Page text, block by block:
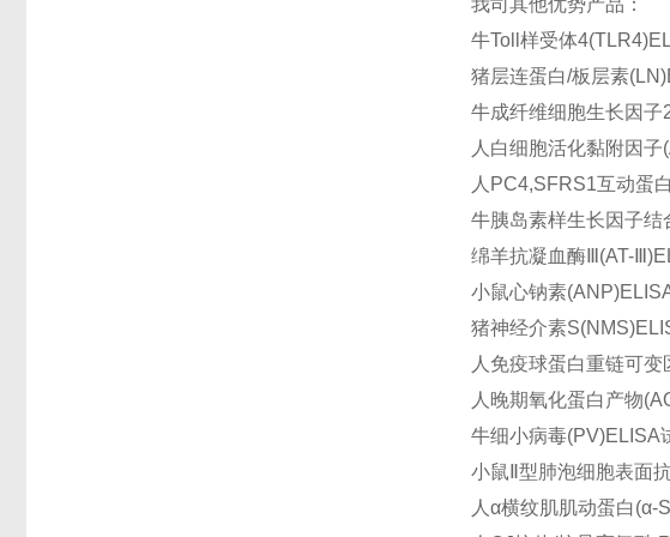
我司其他优势产品：
牛Toll样受体
猪层连蛋白/板层素
牛成纤维细胞生长因
人白细胞活化黏附因
人PC4,SFRS1互动蛋
牛胰岛素样生长因子
绵羊抗凝血酶Ⅲ(AT-
小鼠心钠素
猪神经介素
人免疫球蛋白重链可
人晚期氧化蛋白产物
牛细小病毒
小鼠Ⅱ型肺泡细胞表面
人α横纹肌肌动蛋白